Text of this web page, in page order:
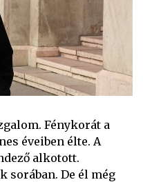
Fénykorát a
éveiben élte. A
alkotott.
sorában. De él még